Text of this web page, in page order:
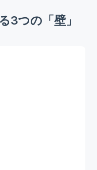
3つの「壁」